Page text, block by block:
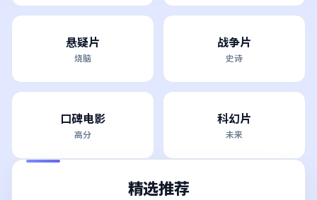
悬疑片
烧脑
战争片
史诗
口碑电影
高分
科幻片
未来
精选推荐